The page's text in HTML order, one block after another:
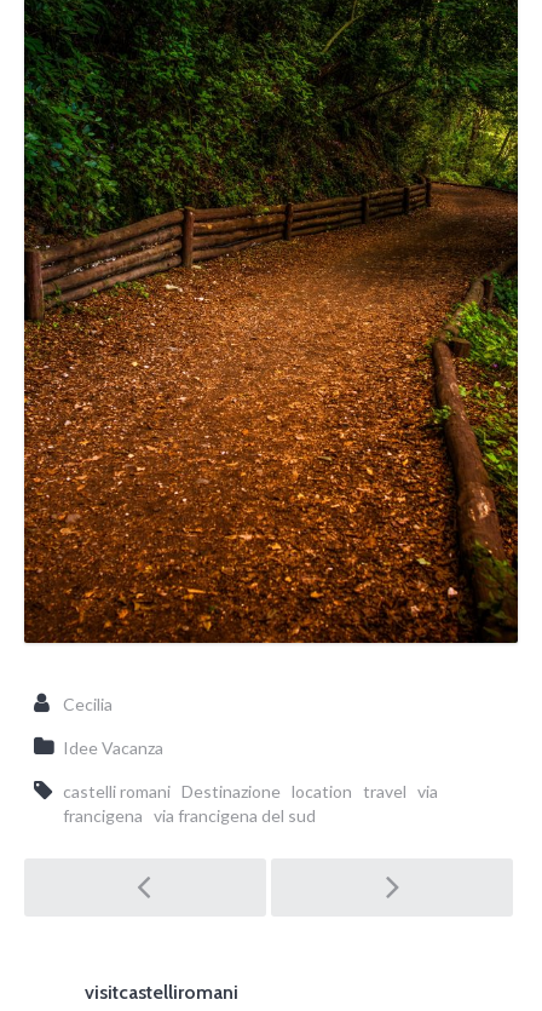
Cecilia
Idee Vacanza
castelli romani Destinazione location travel via
francigena via francigena del sud
Post navigation
visitcastelliromani